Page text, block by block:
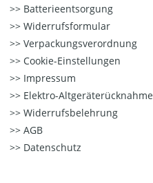
Batterieentsorgung
Widerrufsformular
Verpackungsverordnung
Cookie-Einstellungen
Impressum
Elektro-Altgeräterücknahme
Widerrufsbelehrung
AGB
Datenschutz